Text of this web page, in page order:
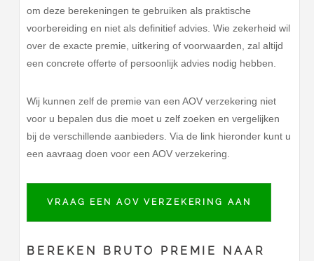
om deze berekeningen te gebruiken als praktische
voorbereiding en niet als definitief advies. Wie zekerheid wil
over de exacte premie, uitkering of voorwaarden, zal altijd
een concrete offerte of persoonlijk advies nodig hebben.
Wij kunnen zelf de premie van een AOV verzekering niet
voor u bepalen dus die moet u zelf zoeken en vergelijken
bij de verschillende aanbieders. Via de link hieronder kunt u
een aavraag doen voor een AOV verzekering.
VRAAG EEN AOV VERZEKERING AAN
BEREKEN BRUTO PREMIE NAAR